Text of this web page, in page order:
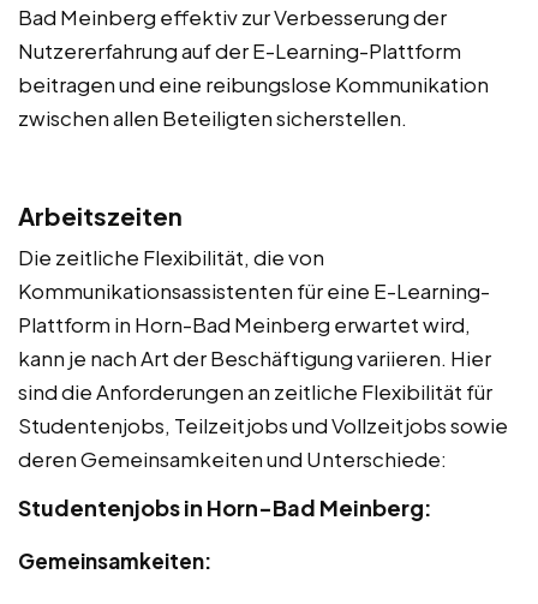
Bad Meinberg effektiv zur Verbesserung der
Nutzererfahrung auf der E-Learning-Plattform
beitragen und eine reibungslose Kommunikation
zwischen allen Beteiligten sicherstellen.
Arbeitszeiten
Die zeitliche Flexibilität, die von
Kommunikationsassistenten für eine E-Learning-
Plattform in Horn-Bad Meinberg erwartet wird,
kann je nach Art der Beschäftigung variieren. Hier
sind die Anforderungen an zeitliche Flexibilität für
Studentenjobs, Teilzeitjobs und Vollzeitjobs sowie
deren Gemeinsamkeiten und Unterschiede:
Studentenjobs in Horn-Bad Meinberg:
Gemeinsamkeiten: